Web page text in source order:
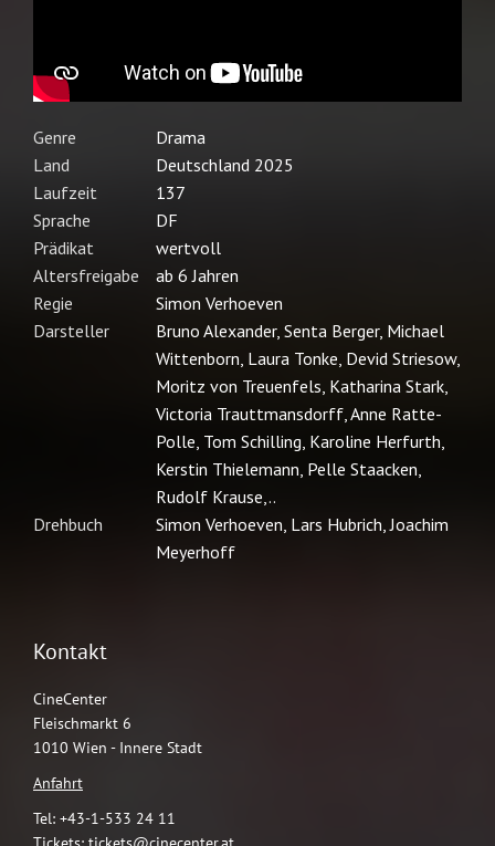
Kontakt
CineCenter
Fleischmarkt 6
1010 Wien - Innere Stadt
Anfahrt
Tel: +43-1-533 24 11